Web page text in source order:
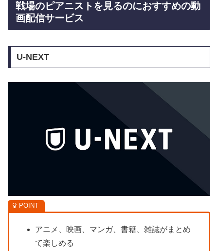
戦場のピアニストを見るのにおすすめの動
画配信サービス
U-NEXT
アニメ、映画、マンガ、書籍、雑誌がまとめ
て楽しめる